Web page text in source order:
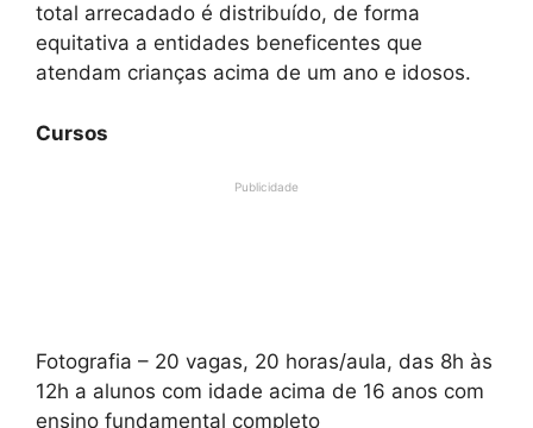
total arrecadado é distribuído, de forma
equitativa a entidades beneficentes que
atendam crianças acima de um ano e idosos.
Cursos
Publicidade
Fotografia – 20 vagas, 20 horas/aula, das 8h às
12h a alunos com idade acima de 16 anos com
ensino fundamental completo